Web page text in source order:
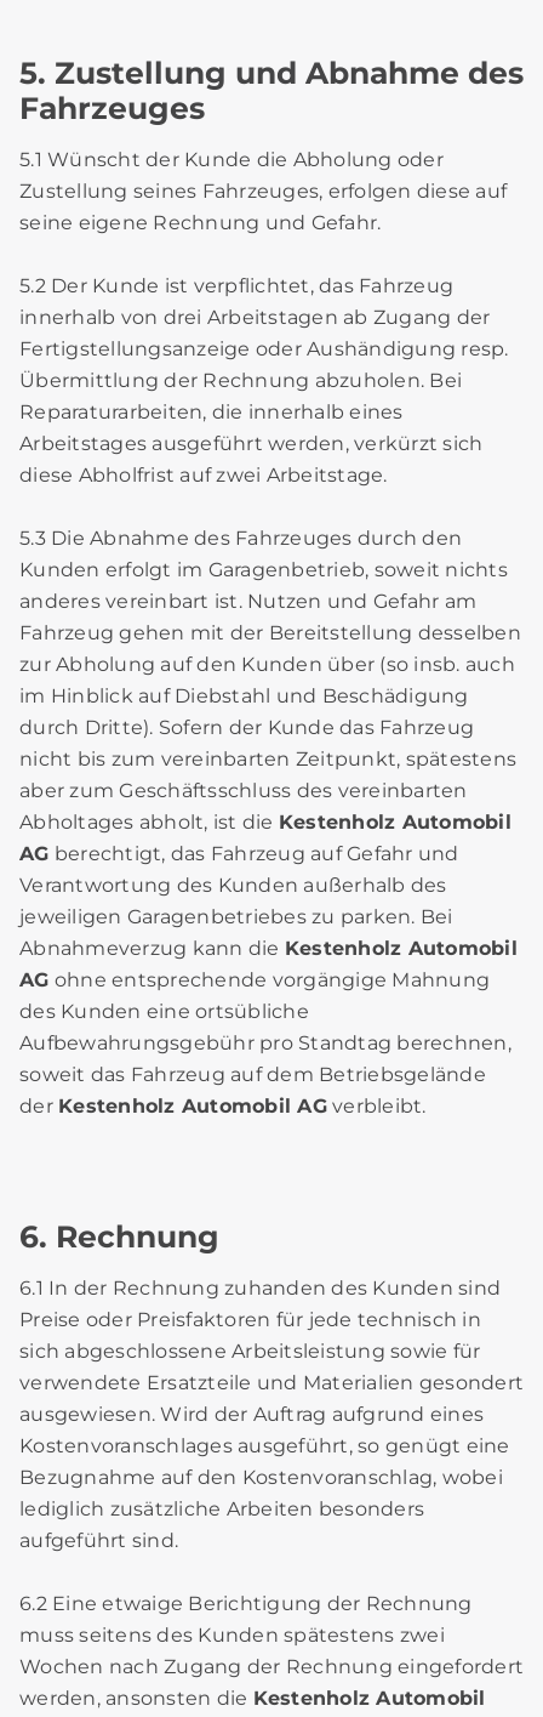
5. Zustellung und Abnahme des
Fahrzeuges
5.1 Wünscht der Kunde die Abholung oder
Zustellung seines Fahrzeuges, erfolgen diese auf
seine eigene Rechnung und Gefahr.
5.2 Der Kunde ist verpflichtet, das Fahrzeug
innerhalb von drei Arbeitstagen ab Zugang der
Fertigstellungsanzeige oder Aushändigung resp.
Übermittlung der Rechnung abzuholen. Bei
Reparaturarbeiten, die innerhalb eines
Arbeitstages ausgeführt werden, verkürzt sich
diese Abholfrist auf zwei Arbeitstage.
5.3 Die Abnahme des Fahrzeuges durch den
Kunden erfolgt im Garagenbetrieb, soweit nichts
anderes vereinbart ist. Nutzen und Gefahr am
Fahrzeug gehen mit der Bereitstellung desselben
zur Abholung auf den Kunden über (so insb. auch
im Hinblick auf Diebstahl und Beschädigung
durch Dritte). Sofern der Kunde das Fahrzeug
nicht bis zum vereinbarten Zeitpunkt, spätestens
aber zum Geschäftsschluss des vereinbarten
Abholtages abholt, ist die Kestenholz Automobil
AG berechtigt, das Fahrzeug auf Gefahr und
Verantwortung des Kunden außerhalb des
jeweiligen Garagenbetriebes zu parken. Bei
Abnahmeverzug kann die Kestenholz Automobil
AG ohne entsprechende vorgängige Mahnung
des Kunden eine ortsübliche
Aufbewahrungsgebühr pro Standtag berechnen,
soweit das Fahrzeug auf dem Betriebsgelände
der Kestenholz Automobil AGverbleibt.
6. Rechnung
6.1 In der Rechnung zuhanden des Kunden sind
Preise oder Preisfaktoren für jede technisch in
sich abgeschlossene Arbeitsleistung sowie für
verwendete Ersatzteile und Materialien gesondert
ausgewiesen. Wird der Auftrag aufgrund eines
Kostenvoranschlages ausgeführt, so genügt eine
Bezugnahme auf den Kostenvoranschlag, wobei
lediglich zusätzliche Arbeiten besonders
aufgeführt sind.
6.2 Eine etwaige Berichtigung der Rechnung
muss seitens des Kunden spätestens zwei
Wochen nach Zugang der Rechnung eingefordert
werden, ansonsten die Kestenholz Automobil